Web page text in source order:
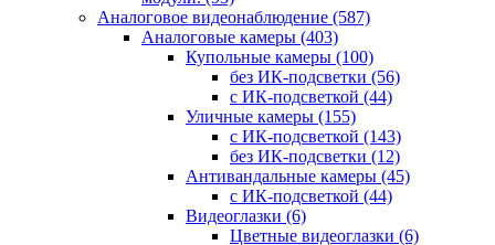
Аналоговое видеонаблюдение (587)
Аналоговые камеры (403)
Купольные камеры (100)
без ИК-подсветки (56)
с ИК-подсветкой (44)
Уличные камеры (155)
с ИК-подсветкой (143)
без ИК-подсветки (12)
Антивандальные камеры (45)
с ИК-подсветкой (44)
Видеоглазки (6)
Цветные видеоглазки (6)